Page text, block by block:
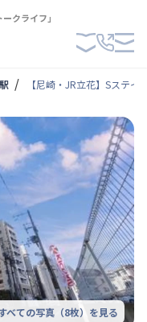
クライフ」
【尼崎・JR立花】Sステ
べての写真（8枚）を見る